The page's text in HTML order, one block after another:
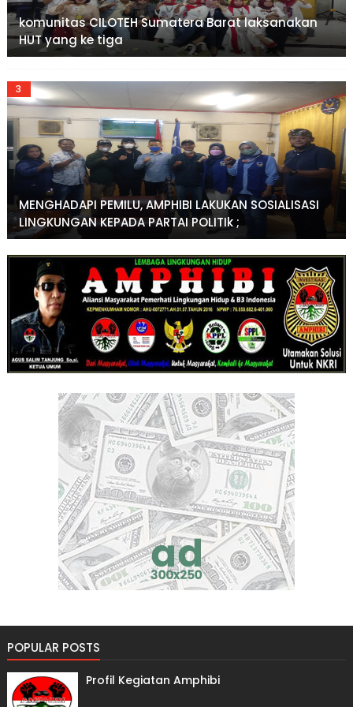
komunitas CILOTEH Sumatera Barat laksanakan
HUT yang ke tiga
MENGHADAPI PEMILU, AMPHIBI LAKUKAN SOSIALISASI
LINGKUNGAN KEPADA PARTAI POLITIk ;
POPULAR POSTS
Profil Kegiatan Amphibi